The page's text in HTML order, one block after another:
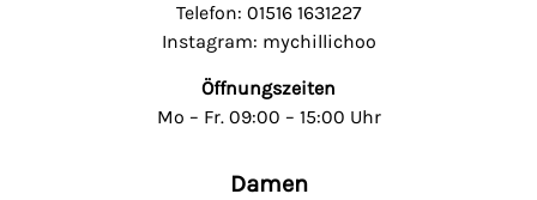
Telefon: 01516 1631227
Instagram: mychillichoo
Öffnungszeiten
Mo – Fr. 09:00 – 15:00 Uhr
Damen